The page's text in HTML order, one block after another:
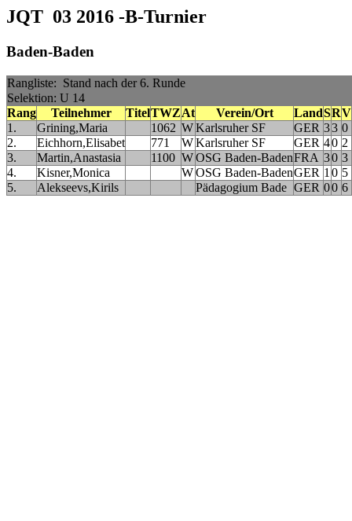
JQT 03 2016 -B-Turnier
Baden-Baden
Rangliste: Stand nach der 6. Runde
Selektion: U 14
Rang
Teilnehmer TitelTWZAt Verein/Ort LandSRV
1.
Grining,Maria 1062 WKarlsruher SF GER 33 0
2.
Eichhorn,Elisabet 771 WKarlsruher SF GER 40 2
3.
Martin,Anastasia 1100 WOSG Baden-BadenFRA 30 3
4.
Kisner,Monica WOSG Baden-BadenGER 1 0 5
5.
Alekseevs,Kirils Pädagogium Bade GER 00 6